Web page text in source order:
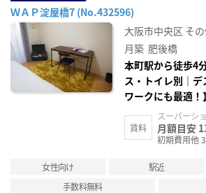
ＷＡＰ淀屋橋7 (No.432596)
大阪市中央区 そ
月築 肥後橋
本町駅から徒歩4
ス・トイレ別｜
ワークにも最適！】
賃料
スーパーシ
月額目安
初期費用他
女性向け 駅近
手数料無料